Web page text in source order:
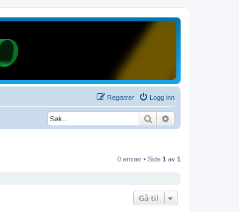
Logg inn
Registrer
Søk
0 emner • Side 1 av 1
Gå til